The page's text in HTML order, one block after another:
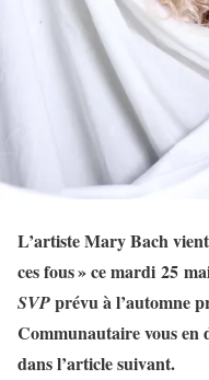
L’artiste Mary Bach
ces fous » ce mardi 25
SVPprévu à l’automne
Communautaire vous en
dans l’article suivant.